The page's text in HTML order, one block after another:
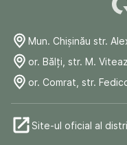
Mun. Chişinău str.
or. Bălți, str. M.
or. Comrat, str.
Site-ul oficial al